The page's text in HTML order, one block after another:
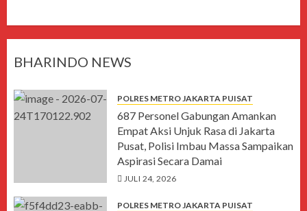
BHARINDO NEWS
POLRES METRO JAKARTA PUISAT
687 Personel Gabungan Amankan
Empat Aksi Unjuk Rasa di Jakarta
Pusat, Polisi Imbau Massa Sampaikan
Aspirasi Secara Damai
JULI 24, 2026
POLRES METRO JAKARTA PUISAT